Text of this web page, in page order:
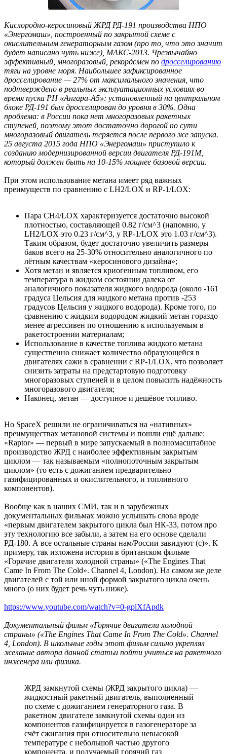
Кислородно-керосиновый ЖРД РД-191 производства НПО
«Энергомаш», построенный по закрытой схеме с
окислительным генераторным газом (про то, что это значит
будет написано чуть ниже), МАКС-2013. Чрезвычайно
эффективный, многоразовый, рекордсмен по дросселированию
тяги на уровне моря. Наибольшее зафиксированное
дросселирование — 27% от максимального значения, что
подтверждено в реальных эксплуатационных условиях во
время пуска РН «Ангара-А5»: установленный на центральном
блоке РД-191 был дросселирован до уровня в 30%. Одна
проблема: в России пока нет многоразовых ракетных
ступеней, поэтому этот достаточно дорогой по сути
многоразовый двигатель теряется после первого же запуска.
25 августа 2015 года НПО «Энергомаш» приступило к
созданию модернизированной версии двигателя РД-191М,
который должен быть на 10-15% мощнее базовой версии.
При этом использование метана имеет ряд важных
преимуществ по сравнению с LH2/LOX и RP-1/LOX:
Пара CH4/LOX характеризуется достаточно высокой
плотностью, составляющей 0.82 г/см^3 (напомню, у
LH2/LOX это 0.23 г/см^3, у RP-1/LOX это 1.03 г/см^3).
Таким образом, будет достаточно увеличить размеры
баков всего на 25-30% относительно аналогичного по
лётным качествам «керосинового дизайна»;
Хотя метан и является криогенным топливом, его
температура в жидком состоянии далека от
аналогичного показателя жидкого водорода (около -161
градуса Цельсия для жидкого метана против -253
градусов Цельсия у жидкого водорода). Кроме того, по
сравнению с жидким водородом жидкий метан гораздо
менее агрессивен по отношению к используемым в
ракетостроении материалам;
Использование в качестве топлива жидкого метана
существенно снижает количество образующейся в
двигателях сажи в сравнении с RP-1/LOX, что позволяет
снизить затраты на предстартовую подготовку
многоразовых ступеней и в целом повысить надёжность
многоразового двигателя;
Наконец, метан — доступное и дешёвое топливо.
Но SpaceX решили не ограничиваться на «нативных»
преимуществах метановой системы и пошли ещё дальше:
«Raptor» — первый в мире запускаемый в полномасштабное
производство ЖРД с наиболее эффективным закрытым
циклом — так называемым «полнопоточным закрытым
циклом» (то есть с дожиганием предварительно
газифицированных и окислительного, и топливного
компонентов).
Вообще как в наших СМИ, так и в зарубежных
документальных фильмах можно услышать слова вроде
«первым двигателем закрытого цикла был НК-33, потом про
эту технологию все забыли, а затем на его основе сделали
РД-180. А все остальные страны нам/России завидуют (с)». К
примеру, так изложена история в британском фильме
«Горячие двигатели холодной страны» («The Engines That
Came In From The Cold». Channel 4, London). На самом же деле
двигателей с той или иной формой закрытого цикла очень
много (о них будет речь чуть ниже).
https://www.youtube.com/watch?v=0-gplXfApdk
Документальный фильм «Горячие двигатели холодной
страны» («The Engines That Came In From The Cold». Channel
4, London). В школьные годы этот фильм сильно укреплял
желание автора данной статьи пойти учиться на ракетного
инженера или физика.
ЖРД замкнутой схемы (ЖРД закрытого цикла) —
жидкостный ракетный двигатель, выполненный
по схеме с дожиганием генераторного газа. В
ракетном двигателе замкнутой схемы один из
компонентов газифицируется в газогенераторе за
счёт сжигания при относительно невысокой
температуре с небольшой частью другого
компонента, и получаемый горячий газ